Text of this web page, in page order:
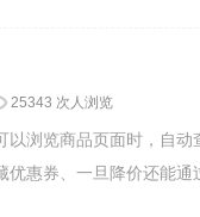
25343 次人浏览
以浏览商品页面时，自
优惠券、一旦降价还能